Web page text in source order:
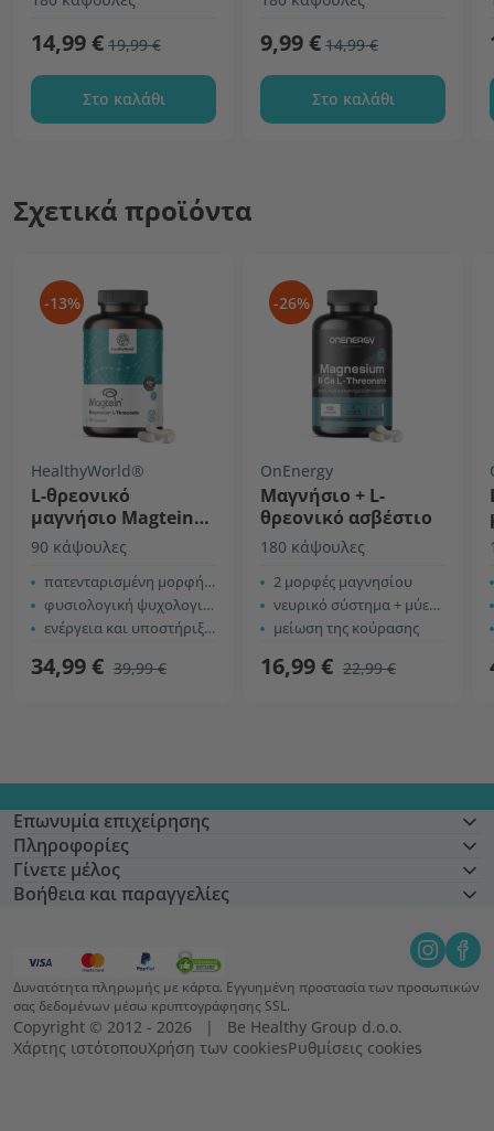
14,99 € 19,99 €
Στο καλάθι
9,99 € 14,99 €
Στο καλάθι
Σχετικά προϊόντα
-13%
HealthyWorld®
L-θρεονικό
μαγνήσιο Magtein®
2000 mg
90 κάψουλες
πατενταρισμένη μορφή μαγνησίου
φυσιολογική ψυχολογική λειτουργία
ενέργεια και υποστήριξη του νευρικού συστήματος
34,99 € 39,99 €
-26%
OnEnergy
Mαγνήσιο + L-
θρεονικό ασβέστιο
180 κάψουλες
2 μορφές μαγνησίου
νευρικό σύστημα + μύες + οστά
μείωση της κούρασης
16,99 € 22,99 €
Επωνυμία επιχείρησης
Πληροφορίες
Γίνετε μέλος
Βοήθεια και παραγγελίες
Δυνατότητα πληρωμής με κάρτα. Εγγυημένη προστασία των προσωπικών
σας δεδομένων μέσω κρυπτογράφησης SSL.
Copyright © 2012 - 2026   |   Be Healthy Group d.o.o.
Χάρτης ιστότοπουΧρήση των cookiesΡυθμίσεις cookies